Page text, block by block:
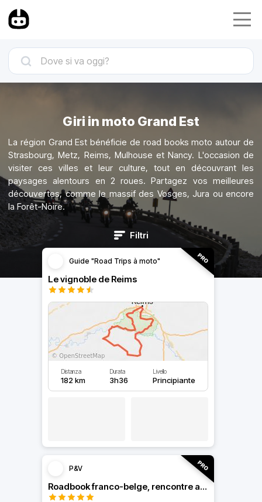
Giri in moto Grand Est
La région Grand Est bénéficie de road books moto autour de
Strasbourg, Metz, Reims, Mulhouse et Nancy. L'occasion de
visiter ces villes et leur culture, tout en découvrant les
paysages alentours en 2 roues. Partagez vos meilleures
découvertes, comme le massif des Vosges, Jura ou encore
la Forêt-Noire.
Filtri
Guide "Road Trips à moto"
Le vignoble de Reims
Distanza
182 km
Durata
3h36
Livello
Principiante
P&V
Roadbook franco-belge, rencontre avec les Ardennes